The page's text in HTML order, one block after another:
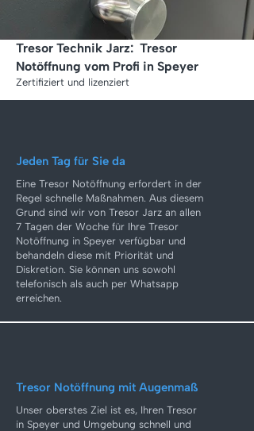
Tresor Technik Jarz: Tresor
Notöffnung vom Profi in Speyer
Zertifiziert und lizenziert
Jeden Tag für Sie da
Eine Tresor Notöffnung erfordert in der
Regel schnelle Maßnahmen. Aus diesem
Grund sind wir von Tresor Jarz an allen
7 Tagen der Woche für Ihre Tresor
Notöffnung in Speyer verfügbar und
behandeln diese mit Priorität und
Diskretion. Sie können uns sowohl
telefonisch als auch per Whatsapp
erreichen.
Tresor Notöffnung mit Augenmaß
Unser oberstes Ziel ist es, Ihren Tresor
in Speyer und Umgebung schnell und